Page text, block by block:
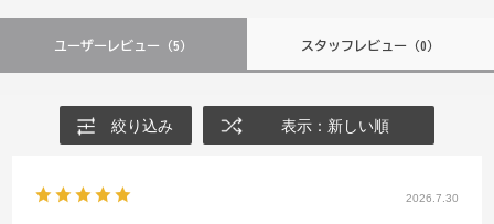
ユーザーレビュー （5） スタッフレビュー（0）
絞り込み 表示：新しい順
2026.7.30